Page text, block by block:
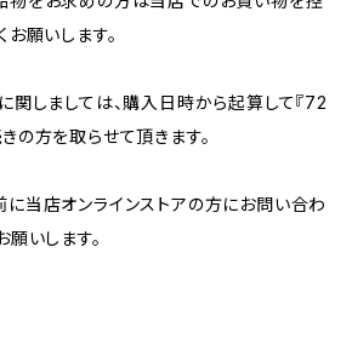
願いします。
関しましては、購入日時から起算して『72
の方を取らせて頂きます。
当店オンラインストアの方にお問い合わ
いします。